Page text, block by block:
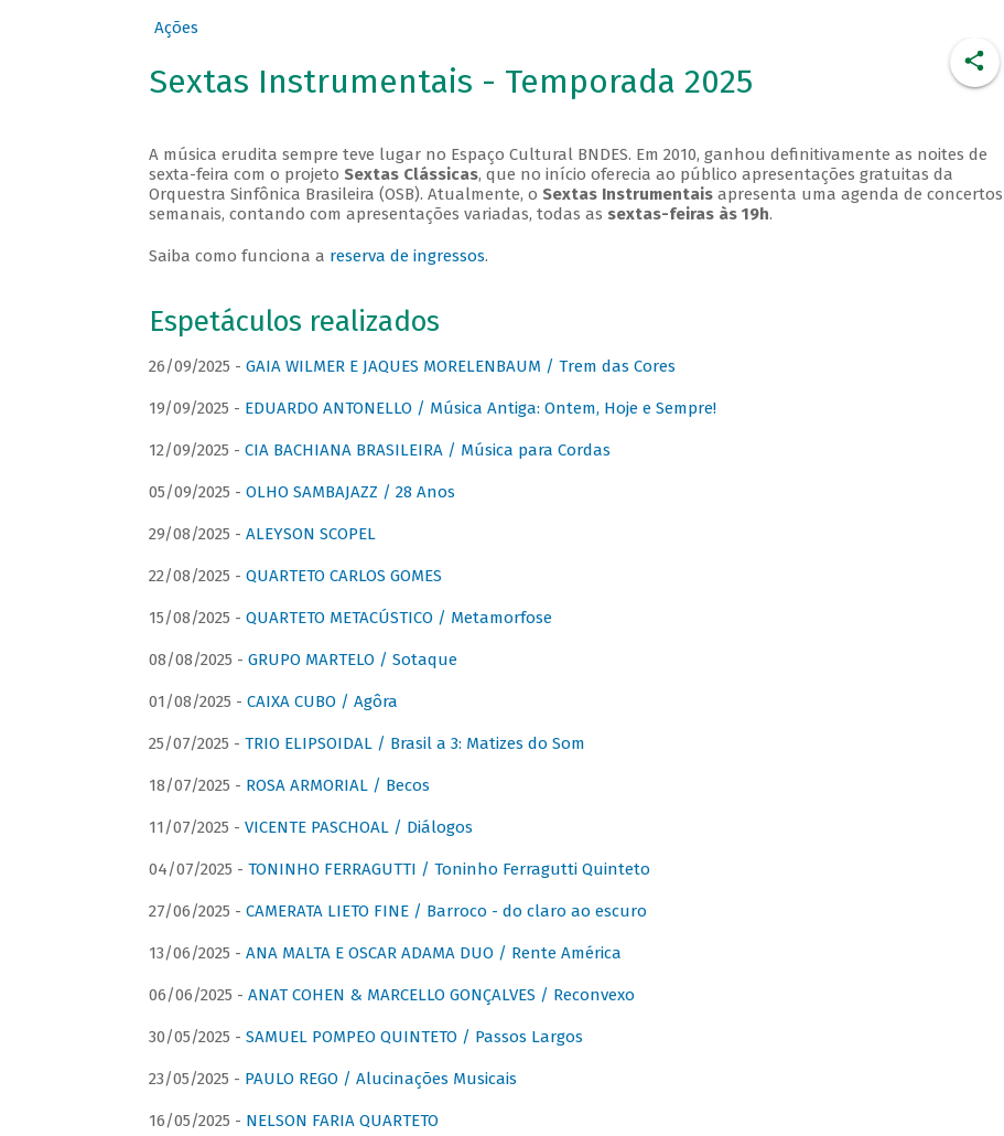
Ações
Sextas Instrumentais - Temporada 2025
A música erudita sempre teve lugar no Espaço Cultural BNDES. Em 2010, ganhou definitivamente as noites de
sexta-feira com o projeto Sextas Clássicas, que no início oferecia ao público apresentações gratuitas da
Orquestra Sinfônica Brasileira (OSB). Atualmente, o Sextas Instrumentaisapresenta uma agenda de concertos
semanais, contando com apresentações variadas, todas as sextas-feiras às 19h.
Saiba como funciona a reserva de ingressos.
Espetáculos realizados
26/09/2025 - GAIA WILMER E JAQUES MORELENBAUM / Trem das Cores
19/09/2025 - EDUARDO ANTONELLO / Música Antiga: Ontem, Hoje e Sempre!
12/09/2025 - CIA BACHIANA BRASILEIRA / Música para Cordas
05/09/2025 - OLHO SAMBAJAZZ / 28 Anos
29/08/2025 - ALEYSON SCOPEL
22/08/2025 - QUARTETO CARLOS GOMES
15/08/2025 - QUARTETO METACÚSTICO / Metamorfose
08/08/2025 - GRUPO MARTELO / Sotaque
01/08/2025 - CAIXA CUBO / Agôra
25/07/2025 - TRIO ELIPSOIDAL / Brasil a 3: Matizes do Som
18/07/2025 - ROSA ARMORIAL / Becos
11/07/2025 - VICENTE PASCHOAL / Diálogos
04/07/2025 - TONINHO FERRAGUTTI / Toninho Ferragutti Quinteto
27/06/2025 - CAMERATA LIETO FINE / Barroco - do claro ao escuro
13/06/2025 - ANA MALTA E OSCAR ADAMA DUO / Rente América
06/06/2025 - ANAT COHEN & MARCELLO GONÇALVES / Reconvexo
30/05/2025 - SAMUEL POMPEO QUINTETO / Passos Largos
23/05/2025 - PAULO REGO / Alucinações Musicais
16/05/2025 - NELSON FARIA QUARTETO